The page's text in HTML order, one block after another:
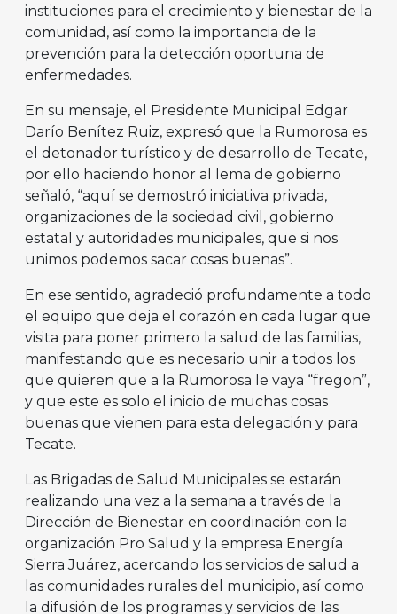
instituciones para el crecimiento y bienestar de la
comunidad, así como la importancia de la
prevención para la detección oportuna de
enfermedades.
En su mensaje, el Presidente Municipal Edgar
Darío Benítez Ruiz, expresó que la Rumorosa es
el detonador turístico y de desarrollo de Tecate,
por ello haciendo honor al lema de gobierno
señaló, “aquí se demostró iniciativa privada,
organizaciones de la sociedad civil, gobierno
estatal y autoridades municipales, que si nos
unimos podemos sacar cosas buenas”.
En ese sentido, agradeció profundamente a todo
el equipo que deja el corazón en cada lugar que
visita para poner primero la salud de las familias,
manifestando que es necesario unir a todos los
que quieren que a la Rumorosa le vaya “fregon”,
y que este es solo el inicio de muchas cosas
buenas que vienen para esta delegación y para
Tecate.
Las Brigadas de Salud Municipales se estarán
realizando una vez a la semana a través de la
Dirección de Bienestar en coordinación con la
organización Pro Salud y la empresa Energía
Sierra Juárez, acercando los servicios de salud a
las comunidades rurales del municipio, así como
la difusión de los programas y servicios de las